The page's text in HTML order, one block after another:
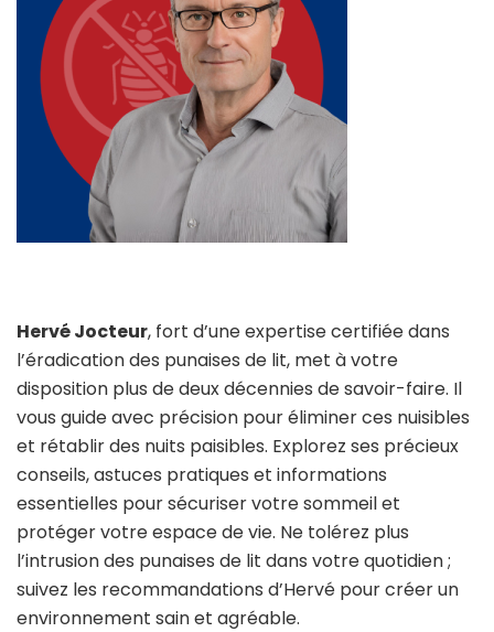
Hervé Jocteur, fort d’une expertise certifiée dans
l’éradication des punaises de lit, met à votre
disposition plus de deux décennies de savoir-faire. Il
vous guide avec précision pour éliminer ces nuisibles
et rétablir des nuits paisibles. Explorez ses précieux
conseils, astuces pratiques et informations
essentielles pour sécuriser votre sommeil et
protéger votre espace de vie. Ne tolérez plus
l’intrusion des punaises de lit dans votre quotidien ;
suivez les recommandations d’Hervé pour créer un
environnement sain et agréable.